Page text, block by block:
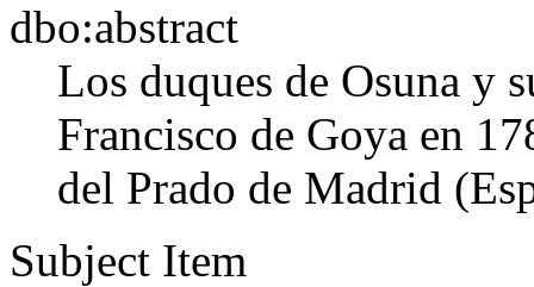
dbo:abstract
Los duques de Osuna y
Francisco de Goya en
del Prado de Madrid
Subject Item